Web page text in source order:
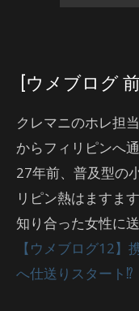
[ウメブログ
クレマニのホレ担
からフィリピンへ
27年前、普及型の
リピン熱はますま
知り合った女性に
【ウメブログ12】
へ仕送りスタート⁉︎